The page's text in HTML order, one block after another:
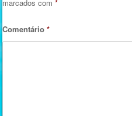
marcados com*
Comentário*